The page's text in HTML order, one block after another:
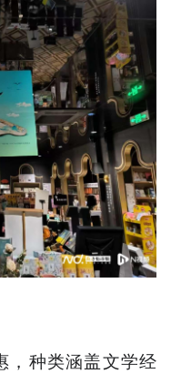
，种类涵盖文学经